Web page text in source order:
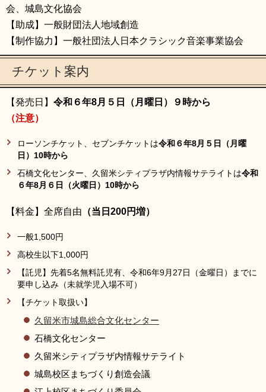
会、城島文化協会
【助成】一般財団法人地域創造
【制作協力】一般社団法人日本クラシック音楽事業協会
チケット案内
【発売日】 令和６年8月５日（月曜日）９時から
（注意）
ローソンチケット、セブンチケットは令和６年8月５日（月曜
日）10時から
石橋文化センター、久留米シティプラザ内情報サテライトは令和
６年8月６日（火曜日）10時から
【料金】全席自由 （当日200円増）
一般1,500円
高校生以下1,000円
【託児】先着5名無料託児有、令和6年9月27日（金曜日）までに
要申し込み（未就学児入場不可）
【チケット取扱い】
久留米市城島総合文化センター
石橋文化センター
久留米シティプラザ内情報サテライト
城島校区まちづくり創造会議